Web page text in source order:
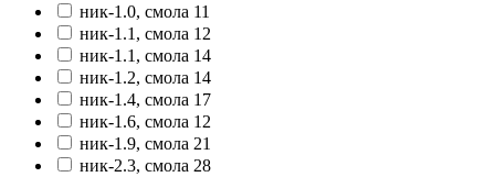
ник-1.0, смола 11
ник-1.1, смола 12
ник-1.1, смола 14
ник-1.2, смола 14
ник-1.4, смола 17
ник-1.6, смола 12
ник-1.9, смола 21
ник-2.3, смола 28